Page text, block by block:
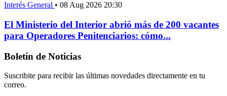
Interés General • 08 Aug 2026 20:30
El Ministerio del Interior abrió más de 200 vacantes
para Operadores Penitenciarios: cómo...
Boletín de Noticias
Suscribite para recibir las últimas novedades directamente en tu
correo.